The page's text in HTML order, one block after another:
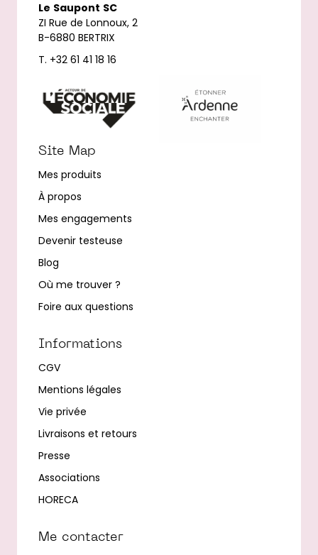
Le Saupont SC
ZI Rue de Lonnoux, 2
B-6880 BERTRIX
T. +32 61 41 18 16
Site Map
Mes produits
À propos
Mes engagements
Devenir testeuse
Blog
Où me trouver ?
Foire aux questions
Informations
CGV
Mentions légales
Vie privée
Livraisons et retours
Presse
Associations
HORECA
Me contacter